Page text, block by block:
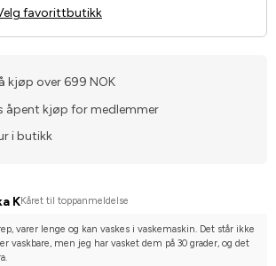
favorittbutikk
kjøp over 699 NOK
åpent kjøp for medlemmer
i butikk
KKåret til toppanmeldelse
varer lenge og kan vaskes i vaskemaskin. Det står ikke
vaskbare, men jeg har vasket dem på 30 grader, og det